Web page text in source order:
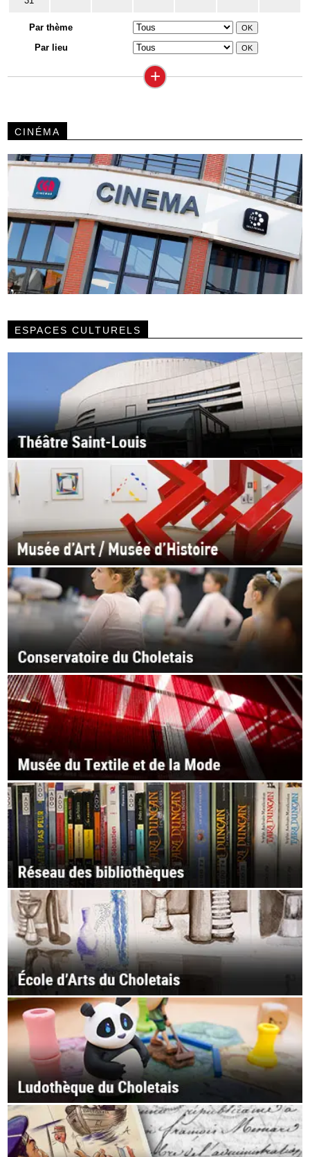
Par thème
Par lieu
+
CINÉMA
ESPACES CULTURELS